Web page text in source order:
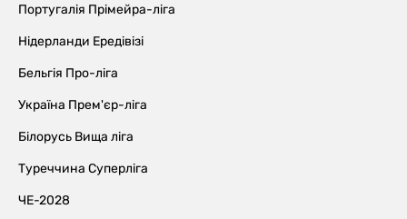
Португалія Прімейра-ліга
Нідерланди Ередівізі
Бельгія Про-ліга
Україна Прем'єр-ліга
Білорусь Вища ліга
Туреччина Суперліга
ЧЕ-2028